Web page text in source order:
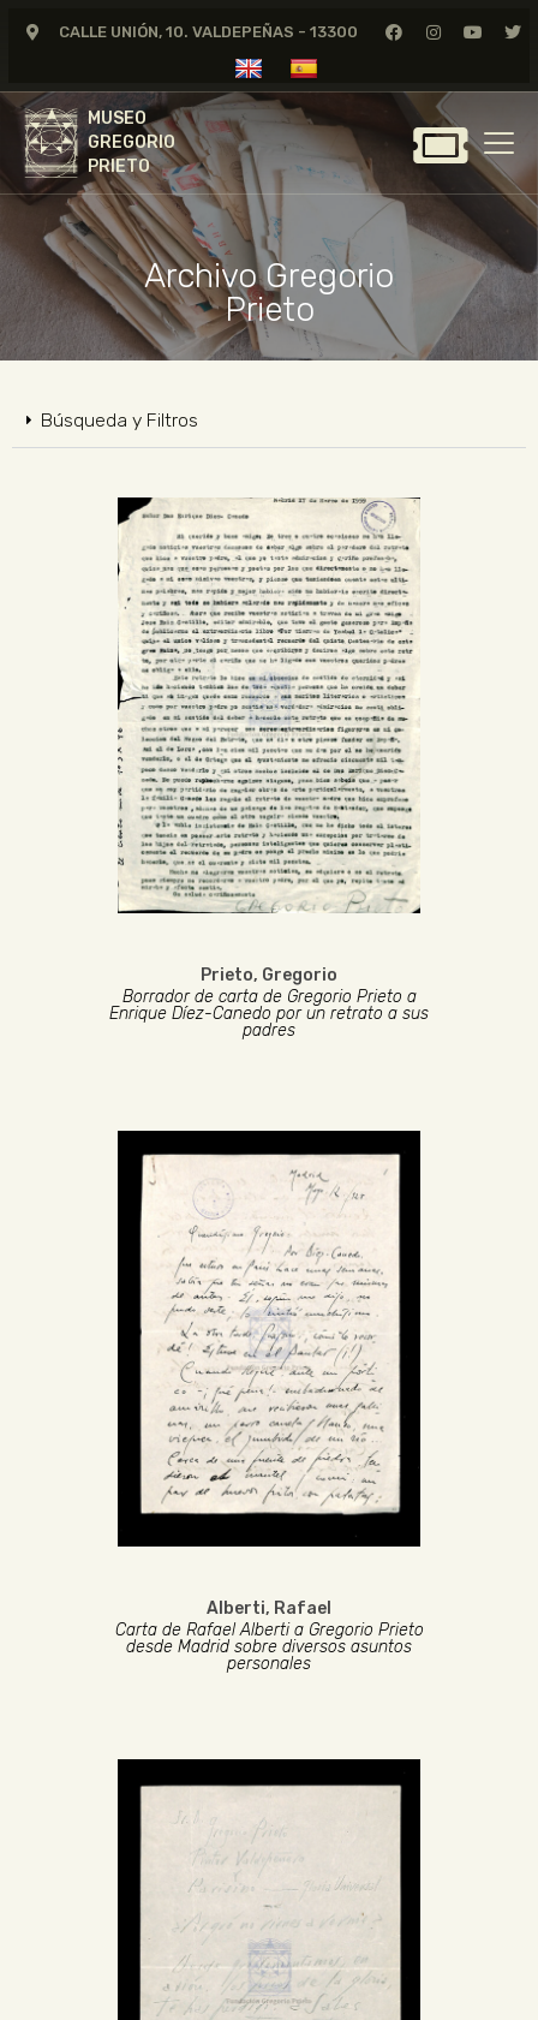
CALLE UNIÓN, 10. VALDEPEÑAS - 13300
MUSEO
GREGORIO
PRIETO
MUSEO
GREGORIO
PRIETO
GREGORIO PRIETO
MUSEO
ARCHIVO
CERTAMEN DE DIBUJO
FUNDACIÓN
NOTICIAS
Archivo Gregorio
Prieto
Búsqueda y Filtros
Prieto, Gregorio
Borrador de carta de Gregorio Prieto a
Enrique Díez-Canedo por un retrato a sus
padres
Alberti, Rafael
Carta de Rafael Alberti a Gregorio Prieto
desde Madrid sobre diversos asuntos
personales